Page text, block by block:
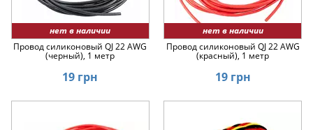
нет в наличии
Провод силиконовый QJ 22 AWG
(черный), 1 метр
19 грн
нет в наличии
Провод силиконовый QJ 22 AWG
(красный), 1 метр
19 грн